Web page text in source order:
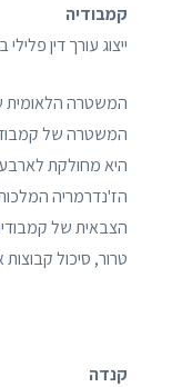
קמבודיה
ייצוג עורך דין
המשטרה של
היא מחולקת לארבע
הז'נדרמריה
הצבאית של
טרור, סיכול
קנדה